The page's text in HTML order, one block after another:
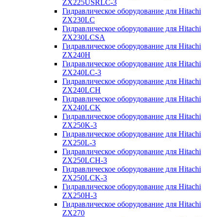
ZX225USRLC-3
Гидравлическое оборудование для Hitachi
ZX230LC
Гидравлическое оборудование для Hitachi
ZX230LCSA
Гидравлическое оборудование для Hitachi
ZX240H
Гидравлическое оборудование для Hitachi
ZX240LC-3
Гидравлическое оборудование для Hitachi
ZX240LCH
Гидравлическое оборудование для Hitachi
ZX240LCK
Гидравлическое оборудование для Hitachi
ZX250K-3
Гидравлическое оборудование для Hitachi
ZX250L-3
Гидравлическое оборудование для Hitachi
ZX250LCH-3
Гидравлическое оборудование для Hitachi
ZX250LCK-3
Гидравлическое оборудование для Hitachi
ZX250Н-3
Гидравлическое оборудование для Hitachi
ZX270